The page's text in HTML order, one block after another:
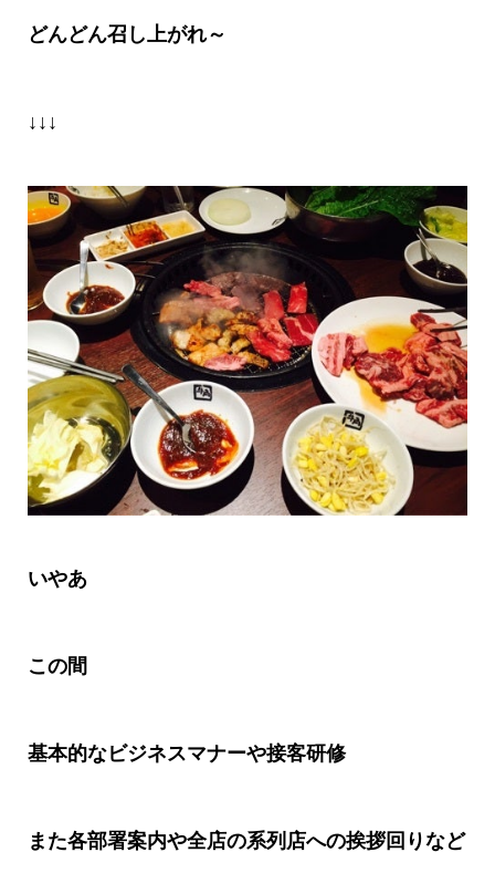
どんどん召し上がれ～
↓↓↓
いやあ
この間
基本的なビジネスマナーや接客研修
また各部署案内や全店の系列店への挨拶回りなど